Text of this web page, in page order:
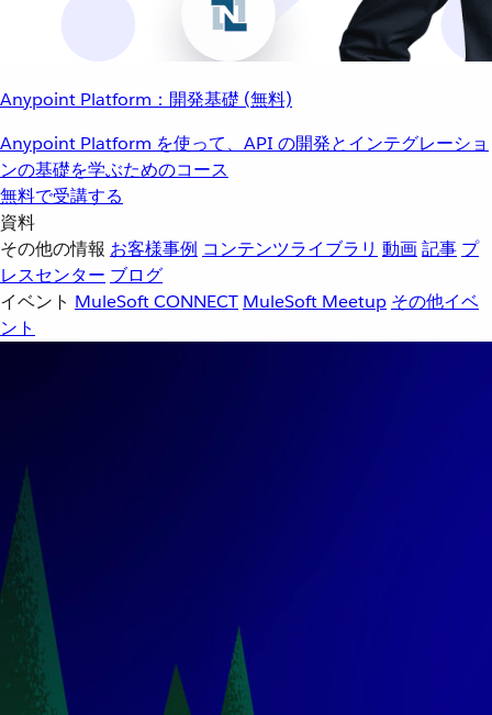
Anypoint Platform：開発基礎 (無料)
Anypoint Platform を使って、API の開発とインテグレーショ
ンの基礎を学ぶためのコース
無料で受講する
資料
その他の情報 お客様事例 コンテンツライブラリ 動画記事 プ
レスセンター ブログ
イベント MuleSoft CONNECT MuleSoft Meetup その他イベ
ント